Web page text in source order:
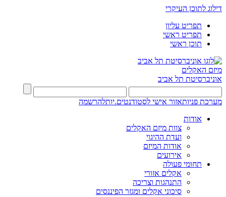
דילוג לתוכן העיקרי
תפריט עליון
תפריט ראשי
תוכן ראשי
מיזם האקלים
אוניברסיטת תל אביב
מערכת פניותאזור אישי לסטודנטים.יותלהרשמה
אודות
צוות מיזם האקלים
ועדת ההיגוי
אודות המיזם
אירועים
תחומי פעולה
אקלים אזורי
התנהגות וצריכה
סיכוני אקלים ומגזר הפיננסים